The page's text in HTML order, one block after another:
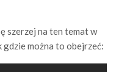
szerzej na ten temat w
można to obejrzeć: